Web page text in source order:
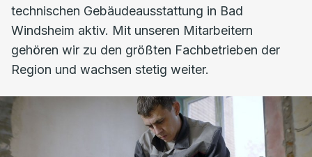
technischen Gebäudeausstattung in Bad
Windsheim aktiv. Mit unseren Mitarbeitern
gehören wir zu den größten Fachbetrieben der
Region und wachsen stetig weiter.